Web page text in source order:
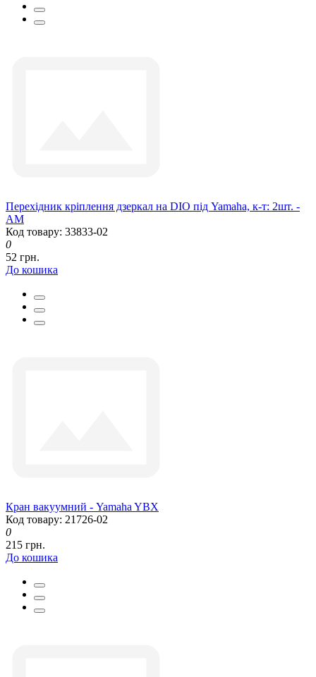
Перехідник кріплення дзеркал на DIO під Yamaha, к-т: 2шт. -
AM
Код товару: 33833-02
0
52 грн.
До кошика
Кран вакуумний - Yamaha YBX
Код товару: 21726-02
0
215 грн.
До кошика